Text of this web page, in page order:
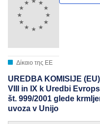
Δίκαιο της ΕΕ
UREDBA KOMISIJE
VIII in IX k Uredbi
št. 999/2001 glede
uvoza v Unijo